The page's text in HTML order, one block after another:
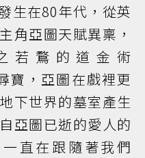
生在80年代，從英
角亞圖天賦異稟，
若鶩的道金術
寶，亞圖在戲裡更
下世界的墓室產生
亞圖已逝的愛人的
直在跟隨著我們